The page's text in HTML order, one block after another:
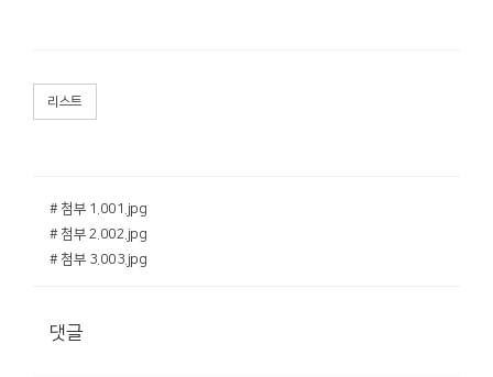
리스트
# 첨부 1.001.jpg
# 첨부 2.002.jpg
# 첨부 3.003.jpg
댓글